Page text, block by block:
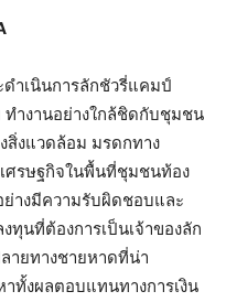
ำเนินการลักชัวรี่แคมป์
ทำงานอย่างใกล้ชิดกับชุมชน
สิ่งแวดล้อม มรดกทาง
รษฐกิจในพื้นที่ชุมชนท้อง
ย่างมีความรับผิดชอบและ
ทุนที่ต้องการเป็นเจ้าของลัก
ายทางชายหาดที่น่า
ทั้งผลตอบแทนทางการเงิน